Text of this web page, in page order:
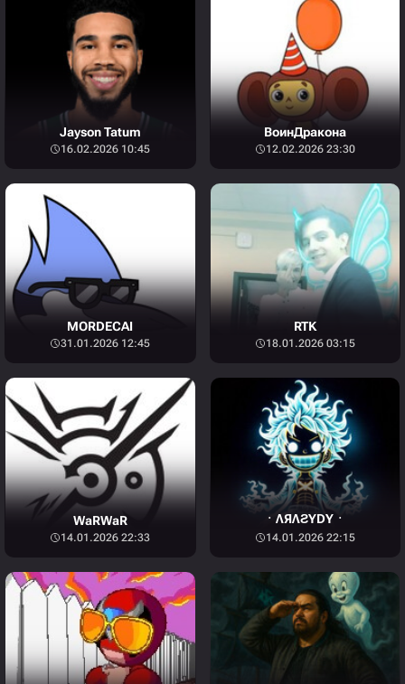
Jayson Tatum
16.02.2026 10:45
ВоинДракона
12.02.2026 23:30
MORDECAI
31.01.2026 12:45
RTK
18.01.2026 03:15
WaRWaR
14.01.2026 22:33
ㆍΛЯΛƧYDYㆍ
14.01.2026 22:15